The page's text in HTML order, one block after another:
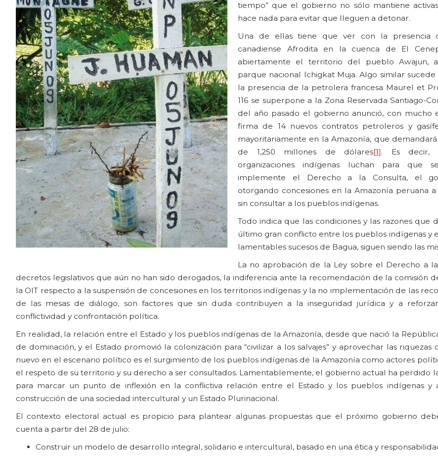
tiempo” que el gobierno no sólo mantiene
hace nada para evitar que lleguen a detonar.
Una de ellas tiene que ver con la presencia
canadiense Afrodita en la cuenca de El
abiertamente el territorio del pueblo Awajun,
parque nacional Ichigkat Muja. Algo similar sucede
la presencia de la petrolera francesa Maurel et
116 se superpone a la Zona Reservada Santiago-
del año pasado el gobierno anunció, con mucho
firma de 14 nuevos contratos petroleros y
mayoritariamente en la Amazonía, que
de 1,250 millones de dólares[1]. Es decir,
organizaciones indígenas luchan para que
implemente el Derecho a la Consulta, el
otorgando concesiones en la Amazonía peruana
sin consultar a los pueblos indígenas.
Todo indica que las condiciones y las razones que
último gran conflicto entre los pueblos indígenas y
lamentables sucesos de Bagua, siguen siendo las
La no aprobación de la Ley sobre el Derecho a
decretos legislativos que aún no han sido derogados, la indiferencia ante la recomendación de la comisión
la OIT respecto a la suspensión de concesiones en los territorios indígenas y la no implementación de las
de las mesas de diálogo, son factores que sin duda contribuyen a la inseguridad jurídica y a
conflictividad y confrontación política.
En realidad, la relación entre el Estado y los pueblos indígenas de la Amazonía, desde que nació la
de dominación, y el Estado promovió la colonización para “civilizar a los salvajes” y aprovechar las riquezas
nuevo en el escenario político es el surgimiento de los pueblos indígenas de la Amazonía como actores
el respeto de su territorio y su derecho a ser consultados. Lamentablemente, el gobierno actual ha perdido
para marcar un punto de inflexión en la conflictiva relación entre el Estado y los pueblos indígenas y
construcción de una sociedad intercultural y un Estado Plurinacional.
El contexto electoral actual es propicio para plantear algunas propuestas que el próximo gobierno
cuenta a partir del 28 de julio:
Construir un modelo de desarrollo integral, solidario e intercultural, basado en una ética y